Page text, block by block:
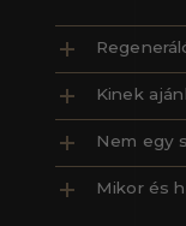
Kinek
Nem egy
Mikor és